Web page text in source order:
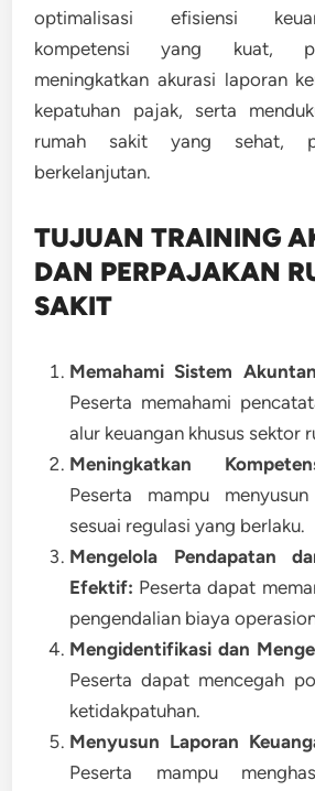
optimalisasi efisiensi
kompetensi yang kuat,
meningkatkan akurasi laporan
kepatuhan pajak, serta
rumah sakit yang sehat,
berkelanjutan.
TUJUAN TRAINING
DAN PERPAJAKAN
SAKIT
Memahami Sistem
Peserta memahami
alur keuangan khusus sektor
Meningkatkan
Peserta mampu
sesuai regulasi yang berlaku.
Mengelola Pendapatan
Efektif: Peserta dapat
pengendalian biaya
Mengidentifikasi dan
Peserta dapat mencegah
ketidakpatuhan.
Menyusun Laporan
Peserta mampu